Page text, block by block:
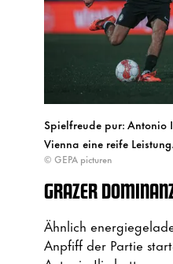
Spielfreude pur: Antonio
Vienna eine reife Leistung.
© GEPA picturen
GRAZER
Ähnlich
Anpfiff der Partie